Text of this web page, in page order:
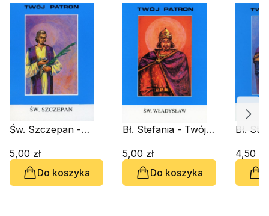
Św. Szczepan -
5,00 zł
Do koszyka
Bł. Stefania - Twój
5,00 zł
Do koszyka
Bł.
4,50 zł